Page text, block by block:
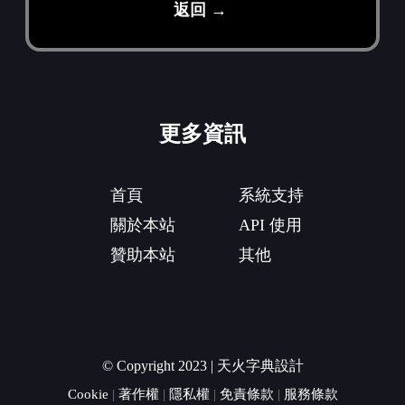
返回 →
更多資訊
首頁
關於本站
贊助本站
系統支持
API 使用
其他
© Copyright 2023 | 天火字典設計
Cookie | 著作權| 隱私權| 免責條款 | 服務條款